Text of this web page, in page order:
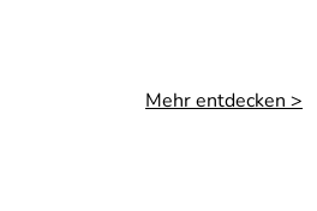
Mehr entdecken >